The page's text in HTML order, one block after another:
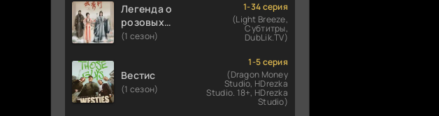
Легенда о
розовых
облаках
(1 сезон)
1-34 серия
(Light Breeze,
Субтитры,
DubLik.TV)
Вестис
(1 сезон)
1-5 серия
(Dragon Money
Studio, HDrezka
Studio. 18+, HDrezka
Studio)